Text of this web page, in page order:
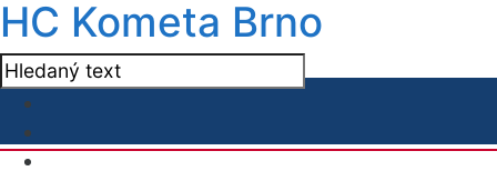
HC Kometa Brno